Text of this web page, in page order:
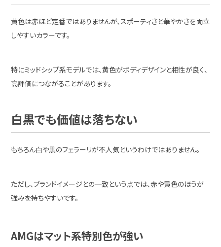
黄色は赤ほど定番ではありませんが、スポーティさと華やかさを両立
しやすいカラーです。
特にミッドシップ系モデルでは、黄色がボディデザインと相性が良く、
高評価につながることがあります。
白黒でも価値は落ちない
もちろん白や黒のフェラーリが不人気というわけではありません。
ただし、ブランドイメージとの一致という点では、赤や黄色のほうが
強みを持ちやすいです。
AMGはマット系特別色が強い